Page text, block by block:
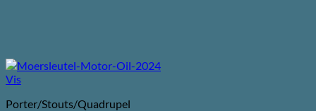
Vis
Porter/Stouts/Quadrupel